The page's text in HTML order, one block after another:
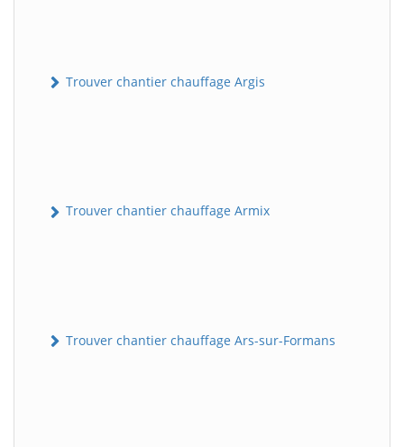
Trouver chantier chauffage Argis
Trouver chantier chauffage Armix
Trouver chantier chauffage Ars-sur-Formans